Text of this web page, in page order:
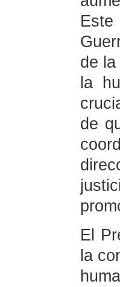
de
la
de
El
la